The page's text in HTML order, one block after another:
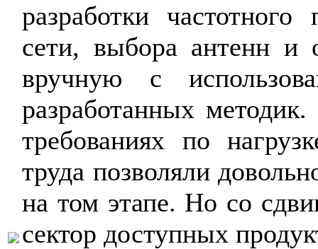
разработки
сети, выбора антенн и
вручную с
разработанных
требованиях по
труда позволяли
на том этапе. Но со
сектор доступных